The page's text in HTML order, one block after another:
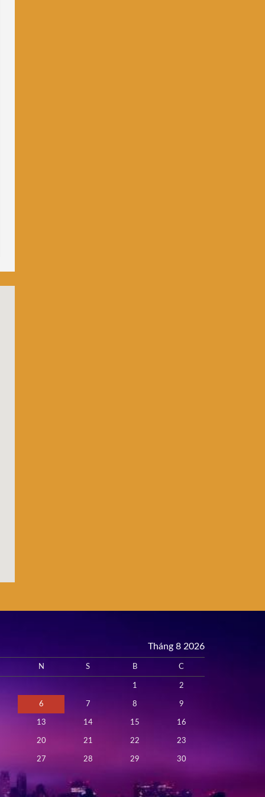
Tháng 8 2026
N S B C
1 2
6 7 8 9
13 14 15 16
20 21 22 23
27 28 29 30